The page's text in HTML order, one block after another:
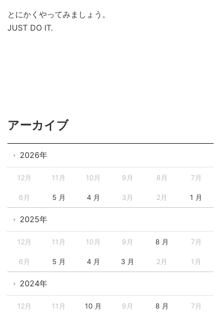
とにかくやってみましょう。
JUST DO IT.
アーカイブ
2026年
12月 11月 10月 9月 8月 7月
6月 5 月 4 月 3月 2月 1 月
2025年
12月 11月 10月 9月 8 月 7月
6月 5 月 4 月 3 月 2月 1月
2024年
12月 11月 10 月 9月 8 月 7月